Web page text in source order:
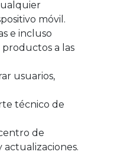
móvil.
e incluso
productos a las
usuarios,
técnico de
de
actualizaciones.